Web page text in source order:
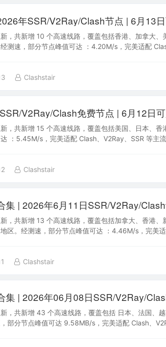
年SSR/V2Ray/Clash节点 | 6月13
，共新增 10 个高速线路，覆盖包括香港、加拿大、
测速，部分节点峰值可达 ：4.20M/s，完美适配
Clashstair
V2Ray/Clash免费节点 | 6月12日
，共新增 15 个高速线路，覆盖包括美国、日本、香
：5.45M/s，完美适配 Clash、V2Ray、SSR 等主
Clashstair
集 | 2026年6月11日SSR/V2Ray/
，共新增 13 个高速线路，覆盖包括加拿大、香港、
区。经测速，部分节点峰值可达 ：4.46M/s，完美
Clashstair
集 | 2026年06月08日SSR/V2Ray/
，共新增 43 个高速线路，覆盖包括 日本、法国、
部分节点峰值可达 9.58MB/s，完美适配 Clash、